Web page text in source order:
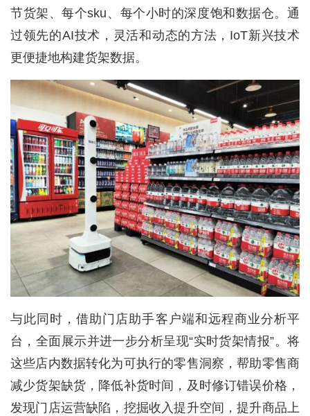
深
度
学
云
计
算
未
来
医
疗
智
能
驾
驶
智
慧
城
市
登录 注册
节货架、每个sku、每个小时的深度饱和数据仓。通
过领先的AI技术，灵活和动态的方法，IoT新兴技术
更便捷地构建货架数据。
与此同时，借助门店助手客户端和远程商业分析平
台，全面展示并进一步分析呈现“实时货架情报”。将
这些店内数据转化为可执行的零售洞察，帮助零售商
减少货架缺货，降低补货时间，及时修订错误价格，
发现门店运营缺陷，挖掘收入提升空间，提升商品上